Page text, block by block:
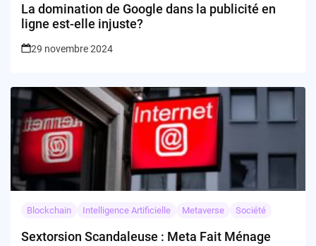
La domination de Google dans la publicité en
ligne est-elle injuste?
29 novembre 2024
Blockchain Intelligence Artificielle Metaverse Société
Sextorsion Scandaleuse : Meta Fait Ménage